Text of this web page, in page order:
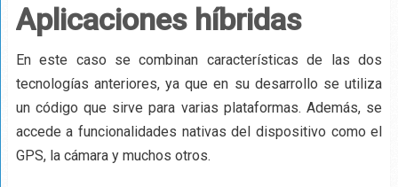
Aplicaciones híbridas
En este caso se combinan características de las dos
tecnologías anteriores, ya que en su desarrollo se utiliza
un código que sirve para varias plataformas. Además, se
accede a funcionalidades nativas del dispositivo como el
GPS, la cámara y muchos otros.